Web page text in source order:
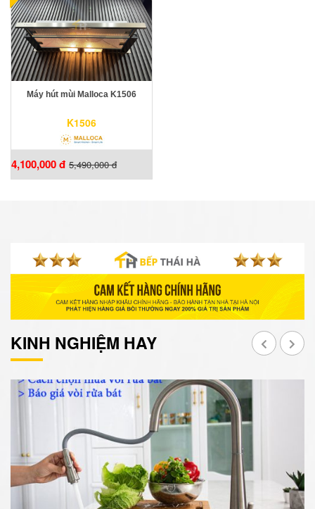
Máy hút mùi Malloca K1506
K1506
4,100,000 đ 5,490,000 đ
KINH NGHIỆM HAY